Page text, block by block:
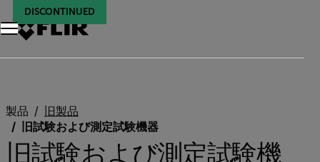
製品
旧製品
旧試験および測定試験機器
旧試験および測定試験機
DISCONTINUED
DISCONTINUED
DISCONTINUED
DISCONTINUED
DISCONTINUED
DISCONTINUED
DISCONTINUED
DISCONTINUED
DISCONTINUED
DISCONTINUED
DISCONTINUED
DISCONTINUED